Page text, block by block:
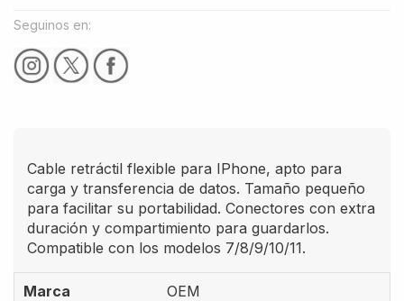
Seguinos en:
Cable retráctil flexible para IPhone, apto para
carga y transferencia de datos. Tamaño pequeño
para facilitar su portabilidad. Conectores con extra
duración y compartimiento para guardarlos.
Compatible con los modelos 7/8/9/10/11.
Marca OEM